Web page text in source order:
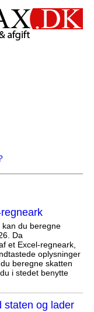
kan du beregne
Da
et Excel-regneark,
oplysninger
beregne skatten
i stedet benytte
staten og lader